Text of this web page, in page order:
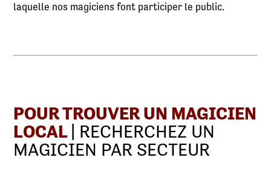
laquelle nos magiciens font participer le public.
POUR TROUVER UN MAGICIEN
LOCAL | RECHERCHEZ UN
MAGICIEN PAR SECTEUR